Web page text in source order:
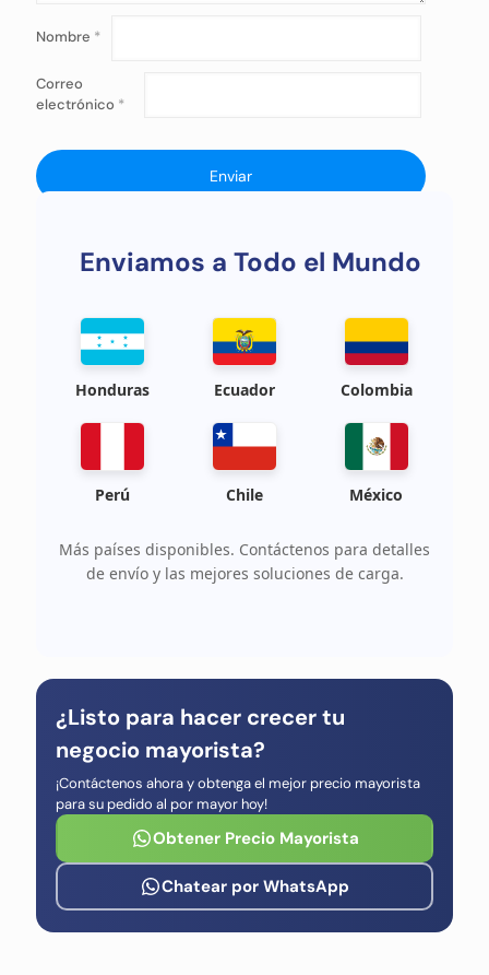
Nombre *
Correo
electrónico *
Enviamos a Todo el Mundo
Honduras Ecuador Colombia
Perú Chile México
Más países disponibles. Contáctenos para detalles
de envío y las mejores soluciones de carga.
¿Listo para hacer crecer tu
negocio mayorista?
¡Contáctenos ahora y obtenga el mejor precio mayorista
para su pedido al por mayor hoy!
Obtener Precio Mayorista
Chatear por WhatsApp